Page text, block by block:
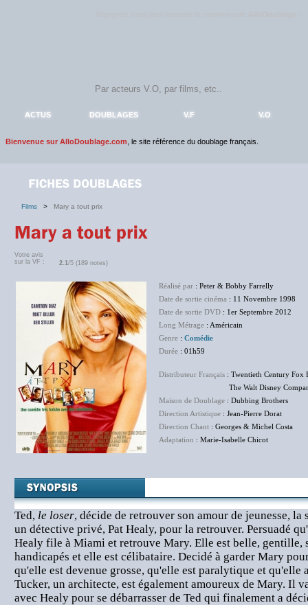
ACTUS DOUBLAGES V.F V.O
Bienvenue sur AlloDoublage.com , le site référence du doublage français.
Films > Mary a tout prix
Votre avis
sur la VF :
2.1 /5 (189 notes)
Réalisé par : Peter & Bobby Farrelly
Date de sortie cinéma : 11 Novembre 1998
Date de sortie DVD : 1er Septembre 2012
Long Métrage : Américain
Genre : Comédie
Durée : 01h59
Distributeur Français : Twentieth Century Fox
The Walt Disney Company
Maison de Doublage : Dubbing Brothers
Direction Artistique : Jean-Pierre Dorat
Direction Chant : Georges & Michel Costa
Adaptation : Marie-Isabelle Chicot
Ted, le loser, décide de retrouver son amour de jeunesse,
un détective privé, Pat Healy, pour la retrouver. Persuadé
Healy file à Miami et retrouve Mary. Elle est belle, gentille,
handicapés et elle est célibataire. Decidé à garder Mary
qu'elle est devenue grosse, qu'elle est paralytique et qu'elle
Tucker, un architecte, est également amoureux de Mary. Il
avec Healy pour se débarrasser de Ted qui finalement a